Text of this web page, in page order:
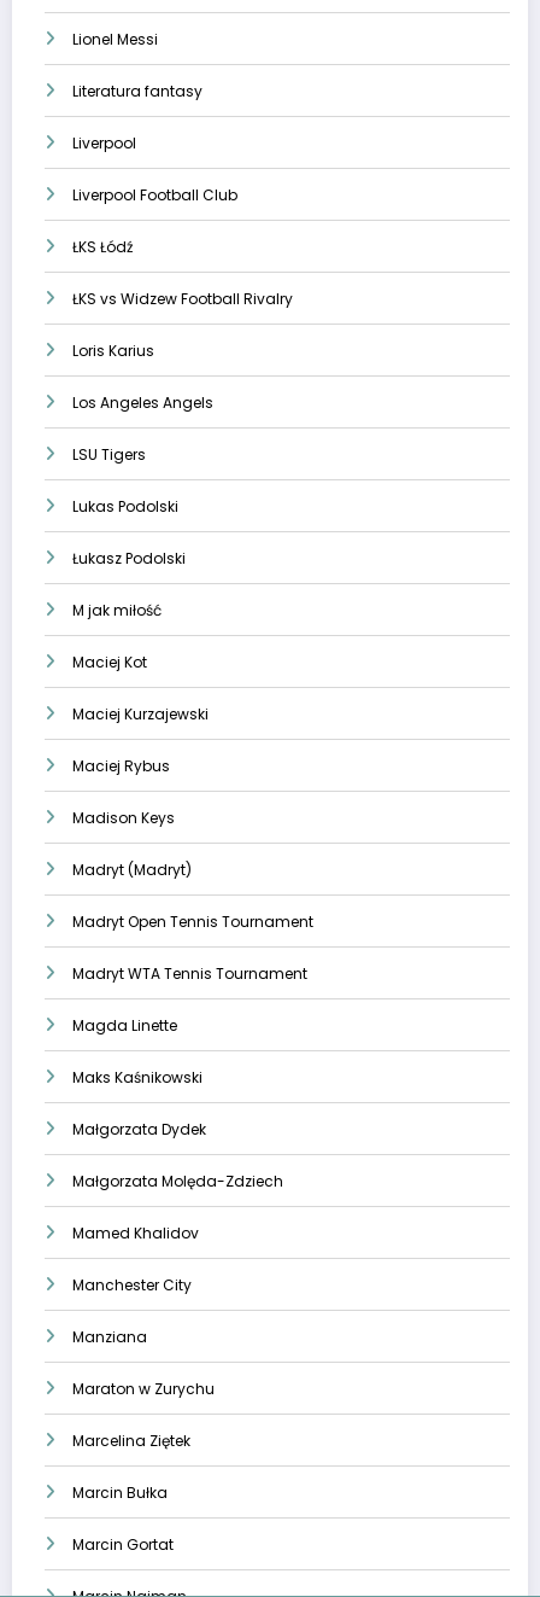
Lionel Messi
Literatura fantasy
Liverpool
Liverpool Football Club
ŁKS Łódź
ŁKS vs Widzew Football Rivalry
Loris Karius
Los Angeles Angels
LSU Tigers
Lukas Podolski
Łukasz Podolski
M jak miłość
Maciej Kot
Maciej Kurzajewski
Maciej Rybus
Madison Keys
Madryt (Madryt)
Madryt Open Tennis Tournament
Madryt WTA Tennis Tournament
Magda Linette
Maks Kaśnikowski
Małgorzata Dydek
Małgorzata Molęda-Zdziech
Mamed Khalidov
Manchester City
Manziana
Maraton w Zurychu
Marcelina Ziętek
Marcin Bułka
Marcin Gortat